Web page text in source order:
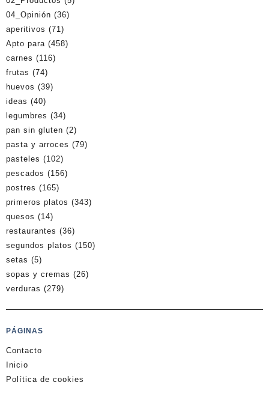
04_Opinión (36)
aperitivos (71)
Apto para (458)
carnes (116)
frutas (74)
huevos (39)
ideas (40)
legumbres (34)
pan sin gluten (2)
pasta y arroces (79)
pasteles (102)
pescados (156)
postres (165)
primeros platos (343)
quesos (14)
restaurantes (36)
segundos platos (150)
setas (5)
sopas y cremas (26)
verduras (279)
PÁGINAS
Contacto
Inicio
Política de cookies